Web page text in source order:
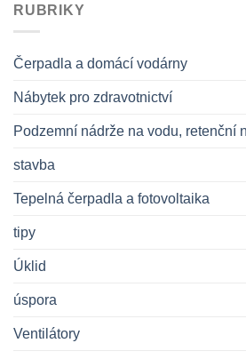
RUBRIKY
Čerpadla a domácí vodárny
Nábytek pro zdravotnictví
Podzemní nádrže na vodu, retenční
stavba
Tepelná čerpadla a fotovoltaika
tipy
Úklid
úspora
Ventilátory